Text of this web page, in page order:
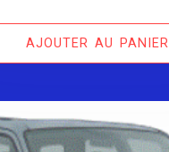
AJOUTER AU PANIER